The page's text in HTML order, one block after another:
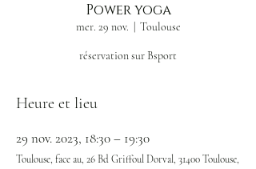
Power yoga
mer. 29 nov. Toulouse
réservation sur Bsport
Heure et lieu
29 nov. 2023, 18:30 – 19:30
Toulouse, face au, 26 Bd Griffoul Dorval, 31400 Toulouse,